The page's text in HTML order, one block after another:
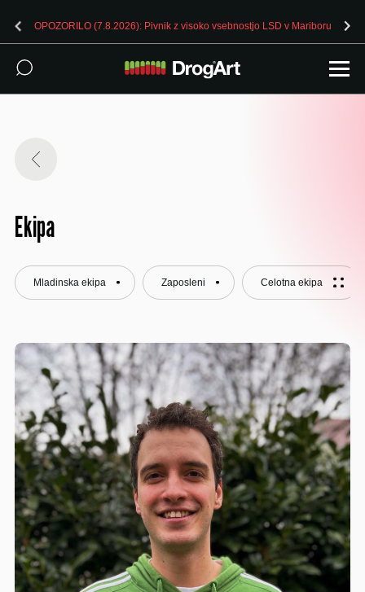
OPOZORILO (7.8.2026): Pivnik z visoko vsebnostjo LSD v Mariboru
Ekipa
Mladinska ekipa Zaposleni Celotna ekipa